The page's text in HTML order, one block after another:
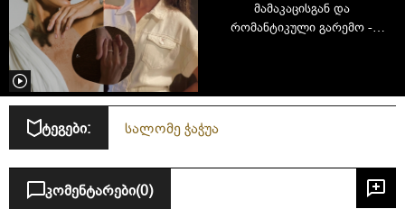
მამაკაცისგან და
რომანტიკული გარემო -
ტეგები: სალომე ჭაჭუა
კომენტარები(0)